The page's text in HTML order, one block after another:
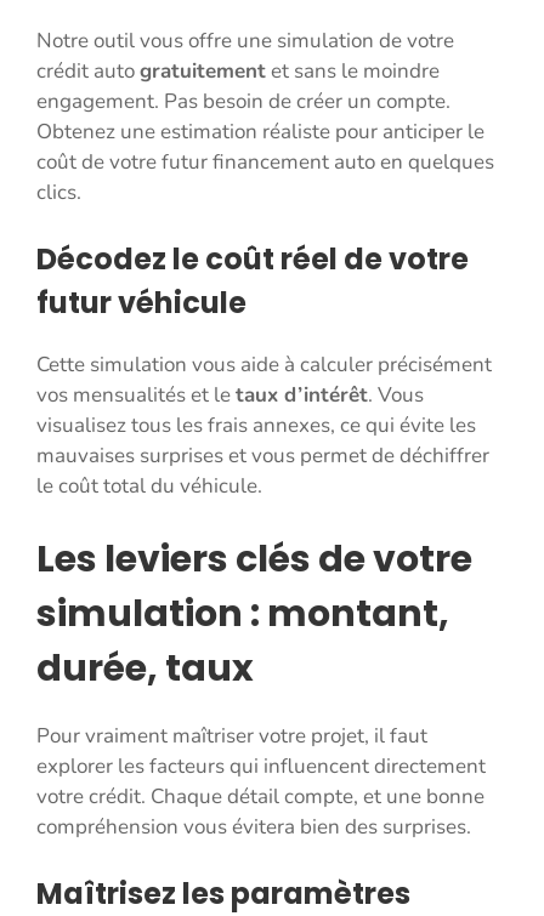
Notre outil vous offre une simulation de votre
crédit autogratuitementet sans le moindre
engagement. Pas besoin de créer un compte.
Obtenez une estimation réaliste pour anticiper le
coût de votre futur financement auto en quelques
clics.
Décodez le coût réel de votre
futur véhicule
Cette simulation vous aide à calculer précisément
vos mensualités et letaux d’intérêt. Vous
visualisez tous les frais annexes, ce qui évite les
mauvaises surprises et vous permet de déchiffrer
le coût total du véhicule.
Les leviers clés de votre
simulation : montant,
durée, taux
Pour vraiment maîtriser votre projet, il faut
explorer les facteurs qui influencent directement
votre crédit. Chaque détail compte, et une bonne
compréhension vous évitera bien des surprises.
Maîtrisez les paramètres